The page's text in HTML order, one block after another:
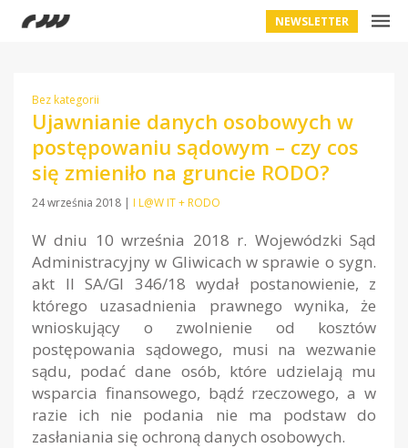
NEWSLETTER
Bez kategorii
Ujawnianie danych osobowych w
postępowaniu sądowym – czy cos
się zmieniło na gruncie RODO?
24 września 2018 | I L@W IT + RODO
W dniu 10 września 2018 r. Wojewódzki Sąd
Administracyjny w Gliwicach w sprawie o sygn.
akt II SA/Gl 346/18 wydał postanowienie, z
którego uzasadnienia prawnego wynika, że
wnioskujący o zwolnienie od kosztów
postępowania sądowego, musi na wezwanie
sądu, podać dane osób, które udzielają mu
wsparcia finansowego, bądź rzeczowego, a w
razie ich nie podania nie ma podstaw do
zasłaniania się ochroną danych osobowych.